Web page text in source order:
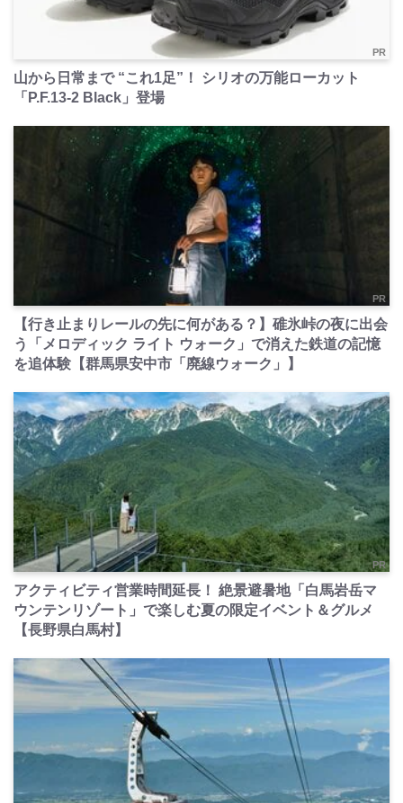
PR
山から日常まで “これ1足”！ シリオの万能ローカット
「P.F.13-2 Black」登場
PR
【行き止まりレールの先に何がある？】碓氷峠の夜に出会
う「メロディック ライト ウォーク」で消えた鉄道の記憶
を追体験【群馬県安中市「廃線ウォーク」】
PR
アクティビティ営業時間延長！ 絶景避暑地「白馬岩岳マ
ウンテンリゾート」で楽しむ夏の限定イベント＆グルメ
【長野県白馬村】